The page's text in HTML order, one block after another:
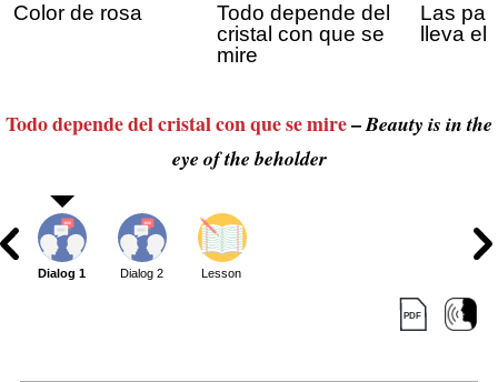
Color de rosa
Todo depende del
cristal con que se
mire
Las
lleva el
Todo depende del cristal con que se mire–Beauty is in the
eye of the beholder
Dialog 1 Dialog 2 Lesson